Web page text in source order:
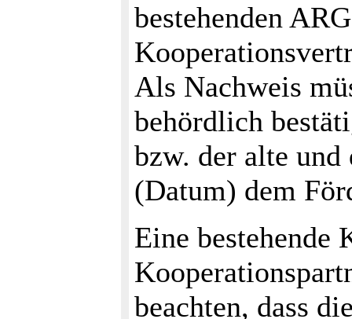
bestehenden
Als Nachweis
behördlich
bzw. der alte und
(Datum) dem
Eine bestehende
beachten, dass